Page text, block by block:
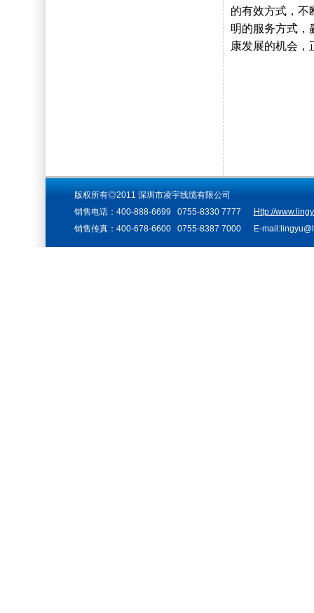
的有效方式，不
明的服务方式，
康发展的机会，
版权所有◎2011 深圳市凌宇线缆有限公司
销售电话：400-888-6699 0755-8330 7777
Http://
销售传真：400-678-6600 0755-8387 7000 E-